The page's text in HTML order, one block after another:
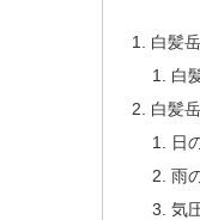
白髪
白
白髪
日
雨
気